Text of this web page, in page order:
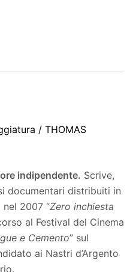
/ THOMAS
indipendente. Scrive,
documentari distribuiti in
2007 “Zero inchiesta
al Festival del Cinema
e Cemento” sul
ai Nastri d’Argento